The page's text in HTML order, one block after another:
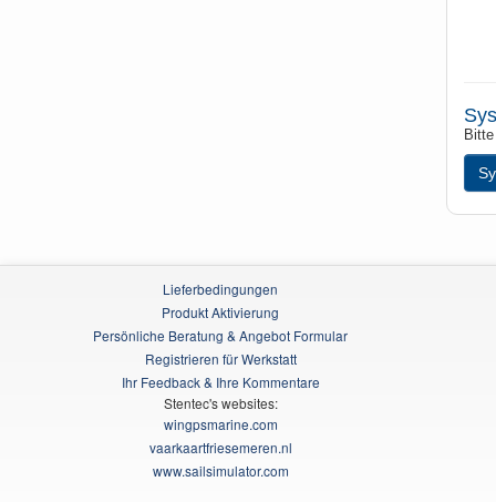
Lieferbedingungen
Produkt Aktivierung
Persönliche Beratung & Angebot Formular
Registrieren für Werkstatt
Ihr Feedback & Ihre Kommentare
Stentec's websites:
wingpsmarine.com
vaarkaartfriesemeren.nl
www.sailsimulator.com